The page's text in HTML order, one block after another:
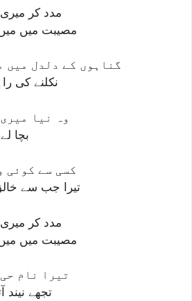
مدد کر
مصیبت میں
گناہوں کے دلدل میں
نکلنے کی
وہ نیا
بچا
کسی سے کوئی
تیرا جب سے
مدد کر
مصیبت میں
تیرا نام
تجھے نیند